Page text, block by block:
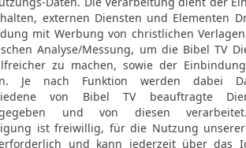
und nicht Licht:
19 Wie wenn
ihm der Bär,
Hand an die
20 Wird so
Licht? Ja,